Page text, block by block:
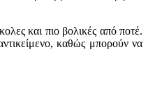
και πιο βολικές από ποτέ.
καθώς μπορούν να